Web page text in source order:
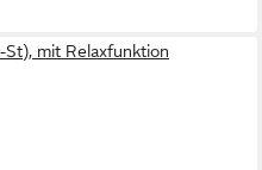
St), mit Relaxfunktion